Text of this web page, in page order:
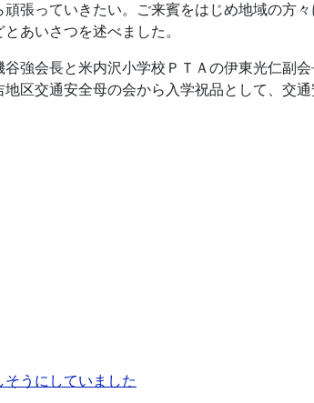
張っていきたい。ご来賓をはじめ地域の方
あいさつを述べました。
強会長と米内沢小学校ＰＴＡの伊東光仁副
区交通安全母の会から入学祝品として、交
うにしていました